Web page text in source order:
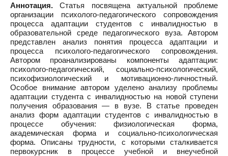
Аннотация. Статья посвящена актуальной проблеме
организации психолого-педагогического сопровождения
процесса адаптации студентов с инвалидностью в
образовательной среде педагогического вуза. Автором
представлен анализ понятия процесса адаптации и
процесса психолого-педагогического сопровождения.
Автором проанализированы компоненты адаптации:
психолого-педагогический, социально-психологический,
психофизиологический и мотивационно-личностный.
Особое внимание автором уделено анализу проблемы
адаптации студента с инвалидностью на новой ступени
получения образования — в вузе. В статье проведен
анализ форм адаптации студентов с инвалидностью в
процессе обучения: физиологическая форма,
академическая форма и социально-психологическая
форма. Описаны трудности, с которыми сталкивается
первокурсник в процессе учебной и внеучебной